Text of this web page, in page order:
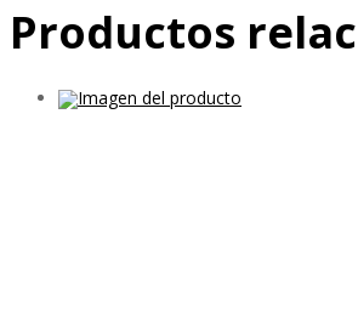
Productos